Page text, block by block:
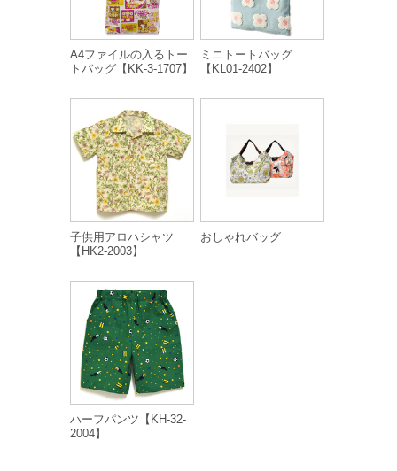
A4ファイルの入るトー
トバッグ【KK-3-1707】
ミニトートバッグ
【KL01-2402】
子供用アロハシャツ
【HK2-2003】
おしゃれバッグ
ハーフパンツ【KH-32-
2004】